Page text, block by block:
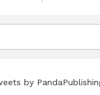
by